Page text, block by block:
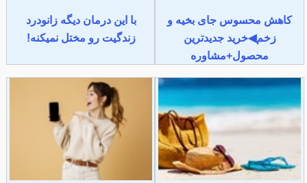
کاهش محسوس جای بخیه و
زخم◀خرید جدیدترین
محصول+مشاوره
با این درمان دیگه زانودرد
زندگیت رو مختل نمیکنه!